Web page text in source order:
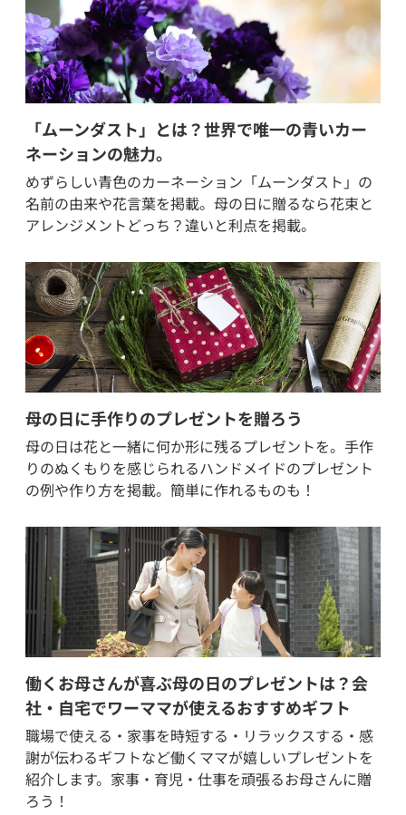
「ムーンダスト」とは？世界で唯一の青いカー
ネーションの魅力。
めずらしい青色のカーネーション「ムーンダスト」の
名前の由来や花言葉を掲載。母の日に贈るなら花束と
アレンジメントどっち？違いと利点を掲載。
母の日に手作りのプレゼントを贈ろう
母の日は花と一緒に何か形に残るプレゼントを。手作
りのぬくもりを感じられるハンドメイドのプレゼント
の例や作り方を掲載。簡単に作れるものも！
働くお母さんが喜ぶ母の日のプレゼントは？会
社・自宅でワーママが使えるおすすめギフト
職場で使える・家事を時短する・リラックスする・感
謝が伝わるギフトなど働くママが嬉しいプレゼントを
紹介します。家事・育児・仕事を頑張るお母さんに贈
ろう！